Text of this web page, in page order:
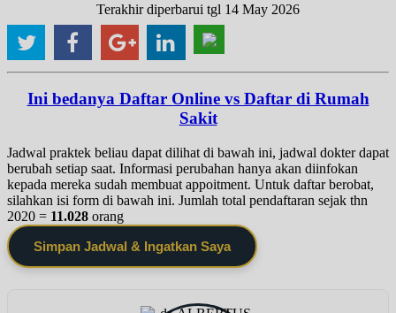
Terakhir diperbarui tgl 14 May 2026
Ini bedanya Daftar Online vs Daftar di Rumah
Sakit
Jadwal praktek beliau dapat dilihat di bawah ini, jadwal dokter dapat
berubah setiap saat. Informasi perubahan hanya akan diinfokan
kepada mereka sudah membuat appoitment. Untuk daftar berobat,
silahkan isi form di bawah ini. Jumlah total pendaftaran sejak thn
2020 = 11.028 orang
Simpan Jadwal & Ingatkan Saya